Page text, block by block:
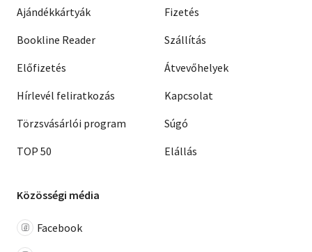
Ajándékkártyák
Bookline Reader
Előfizetés
Hírlevél feliratkozás
Törzsvásárlói program
TOP 50
Fizetés
Szállítás
Átvevőhelyek
Kapcsolat
Súgó
Elállás
Közösségi média
Facebook